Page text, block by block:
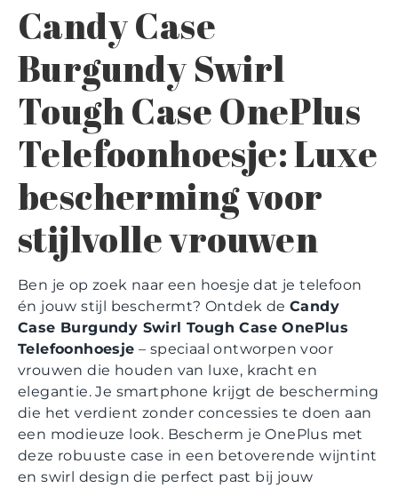
Candy Case
Burgundy Swirl
Tough Case OnePlus
Telefoonhoesje: Luxe
bescherming voor
stijlvolle vrouwen
Ben je op zoek naar een hoesje dat je telefoon
én jouw stijl beschermt? Ontdek de Candy
Case Burgundy Swirl Tough Case OnePlus
Telefoonhoesje – speciaal ontworpen voor
vrouwen die houden van luxe, kracht en
elegantie. Je smartphone krijgt de bescherming
die het verdient zonder concessies te doen aan
een modieuze look. Bescherm je OnePlus met
deze robuuste case in een betoverende wijntint
en swirl design die perfect past bij jouw